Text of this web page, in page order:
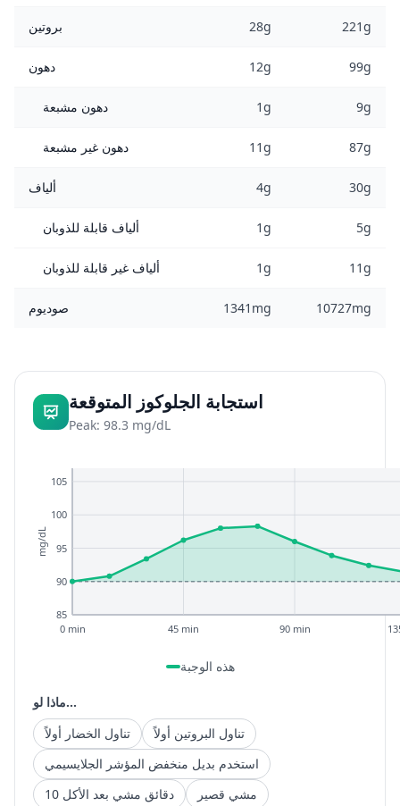
بروتين 28g 221g
دهون 12g 99g
دهون مشبعة 1g 9g
دهون غير مشبعة 11g 87g
ألياف 4g 30g
ألياف قابلة للذوبان 1g 5g
ألياف غير قابلة للذوبان 1g 11g
صوديوم 1341mg 10727mg
استجابة الجلوكوز المتوقعة
Peak: 98.3 mg/dL
85
90
95
100
105
0 min 45 min 90 min
mg/dL
هذه الوجبة
ماذا لو...
تناول الخضار أولاً
تناول البروتين أولاً
استخدم بديل منخفض المؤشر الجلايسيمي
10 دقائق مشي بعد الأكل
مشي قصير